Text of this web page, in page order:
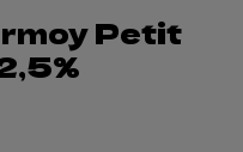
Petit